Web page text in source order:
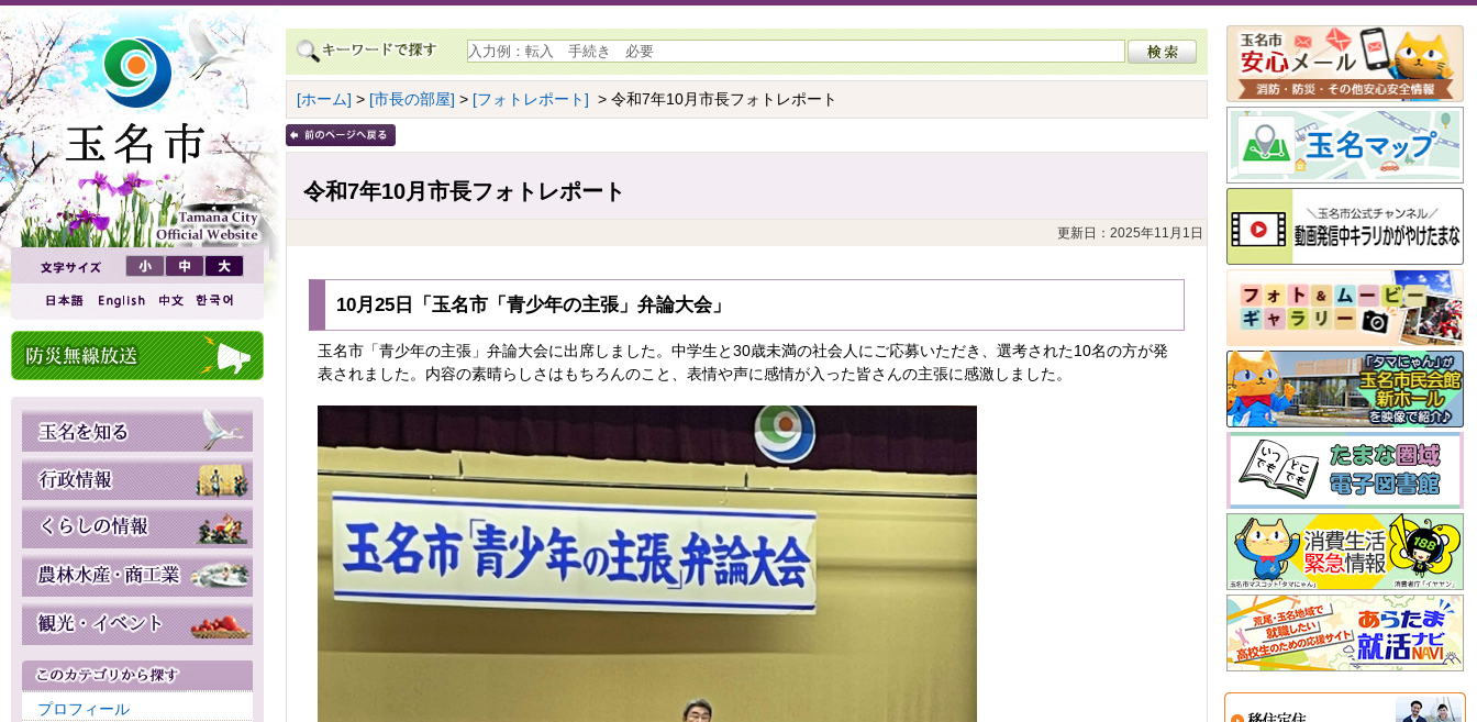
プロフィール
[ホーム] > [市長の部屋] > [フォトレポート] > 令和7年10月市長フォトレポート
令和7年10月市長フォトレポート
更新日：2025年11月1日
10月25日「玉名市「青少年の主張」弁論大会」
玉名市「青少年の主張」弁論大会に出席しました。中学生と30歳未満の社会人にご応募いただき、選考された10名の方が発
表されました。内容の素晴らしさはもちろんのこと、表情や声に感情が入った皆さんの主張に感激しました。